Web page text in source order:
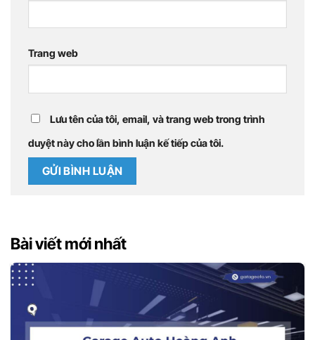
Trang web
Lưu tên của tôi, email, và trang web trong trình
duyệt này cho lần bình luận kế tiếp của tôi.
Bài viết mới nhất